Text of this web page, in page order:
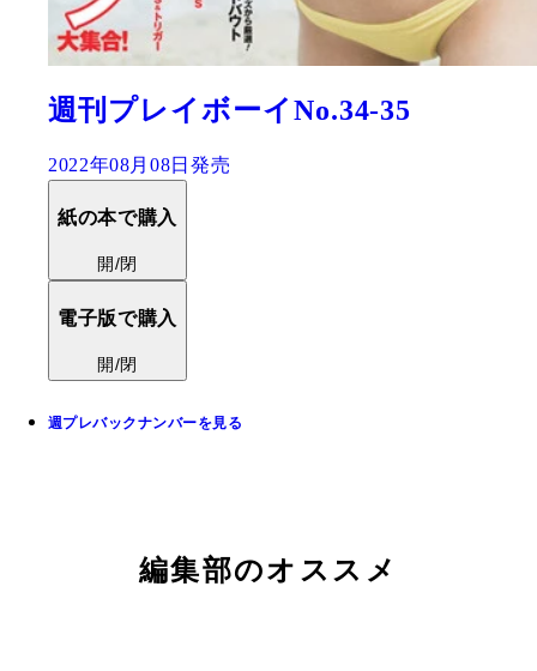
週刊プレイボーイNo.34-35
2022年08月08日発売
紙の本で購入
開/閉
電子版で購入
開/閉
週プレバックナンバーを見る
編集部のオススメ